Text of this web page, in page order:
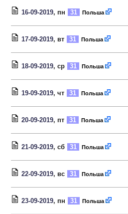
16-09-2019, пн 31 Польша
17-09-2019, вт 31 Польша
18-09-2019, ср 31 Польша
19-09-2019, чт 31 Польша
20-09-2019, пт 31 Польша
21-09-2019, сб 31 Польша
22-09-2019, вс 31 Польша
23-09-2019, пн 31 Польша